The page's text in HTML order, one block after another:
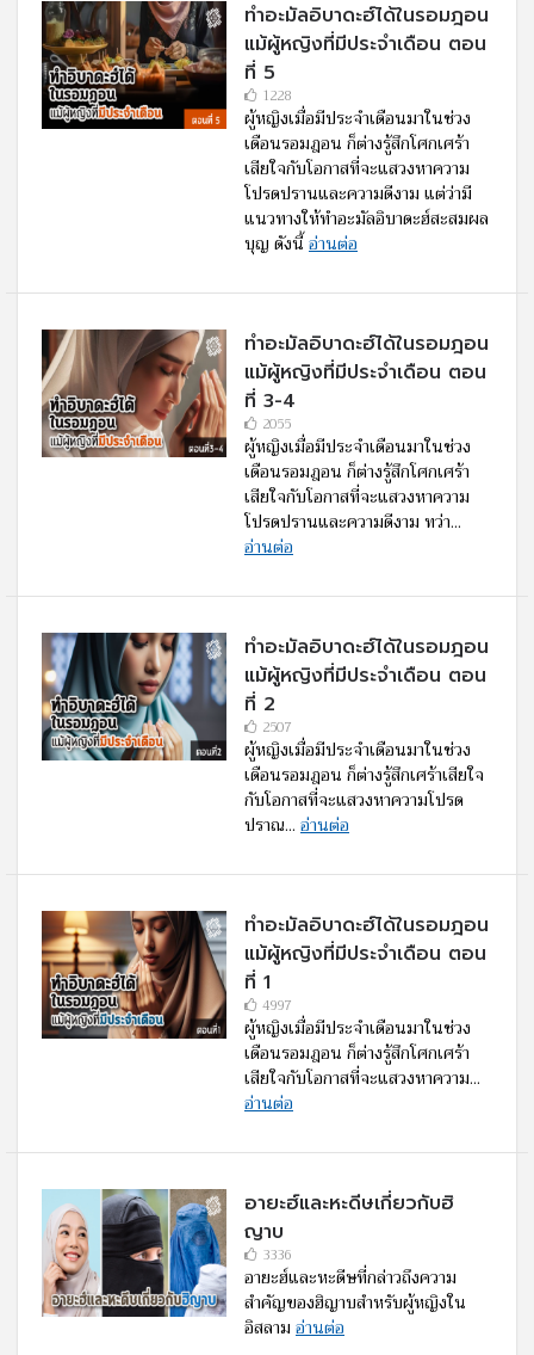
ทำอะมัลอิบาดะฮ์ได้ในรอมฎอน
แม้ผู้หญิงที่มีประจำเดือน ตอน
ที่ 5
1228
ผู้หญิงเมื่อมีประจำเดือนมาในช่วง
เดือนรอมฎอน ก็ต่างรู้สึกโศกเศร้า
เสียใจกับโอกาสที่จะแสวงหาความ
โปรดปรานและความดีงาม แต่ว่ามี
แนวทางให้ทำอะมัลอิบาดะฮ์สะสมผล
บุญ ดังนี้อ่านต่อ
ทำอะมัลอิบาดะฮ์ได้ในรอมฎอน
แม้ผู้หญิงที่มีประจำเดือน ตอน
ที่ 3-4
2055
ผู้หญิงเมื่อมีประจำเดือนมาในช่วง
เดือนรอมฎอน ก็ต่างรู้สึกโศกเศร้า
เสียใจกับโอกาสที่จะแสวงหาความ
โปรดปรานและความดีงาม ทว่า...
อ่านต่อ
ทำอะมัลอิบาดะฮ์ได้ในรอมฎอน
แม้ผู้หญิงที่มีประจำเดือน ตอน
ที่ 2
2507
ผู้หญิงเมื่อมีประจำเดือนมาในช่วง
เดือนรอมฎอน ก็ต่างรู้สึกเศร้าเสียใจ
กับโอกาสที่จะแสวงหาความโปรด
ปราณ... อ่านต่อ
ทำอะมัลอิบาดะฮ์ได้ในรอมฎอน
แม้ผู้หญิงที่มีประจำเดือน ตอน
ที่ 1
4997
ผู้หญิงเมื่อมีประจำเดือนมาในช่วง
เดือนรอมฎอน ก็ต่างรู้สึกโศกเศร้า
เสียใจกับโอกาสที่จะแสวงหาความ...
อ่านต่อ
อายะฮ์และหะดีษเกี่ยวกับฮิ
ญาบ
3336
อายะฮ์และหะดีษที่กล่าวถึงความ
สำคัญของฮิญาบสำหรับผู้หญิงใน
อิสลาม อ่านต่อ